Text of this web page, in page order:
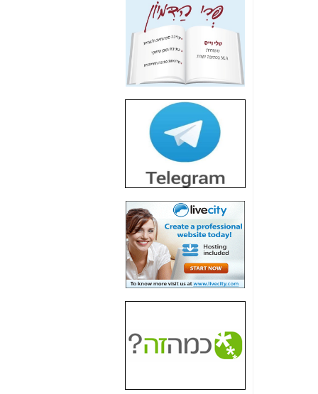
"יש אפליה בחקירה"?
חשיפה: למה השר
משה כחלון לא נחקר
עד היום? -
כאן
חשיפת חשד לשחיתות
הדומה לזו של "תיק
הסלולר -
חשיפת מה שלא
רוצים שתדעו בעניין
פריסת אנלימיטד
(בניחוח בלתי נסבל) -
כאן
חשיפה: איוב קרא
אישר לקבוצת סלקום
בדיוק מה שביבי אישר
כאן
האם השר איוב קרא
היה צריך בכלל לחתום
על האישור, שנתן
האם ביבי וקרא קבלו
בכלל תמורה עבור